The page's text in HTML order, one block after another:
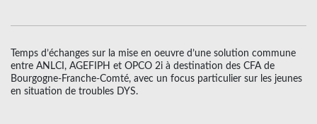
Temps d’échanges sur la mise en oeuvre d’une solution commune
entre ANLCI, AGEFIPH et OPCO 2i à destination des CFA de
Bourgogne-Franche-Comté, avec un focus particulier sur les jeunes
en situation de troubles DYS.